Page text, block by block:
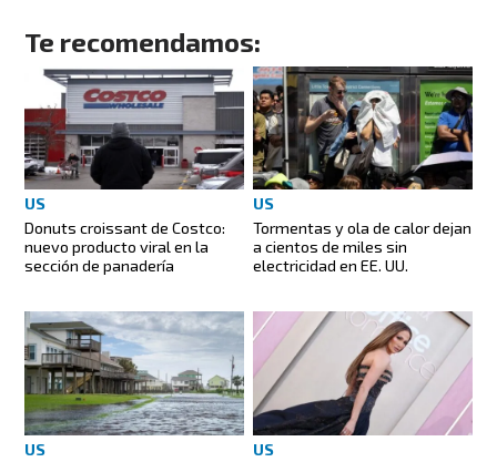
Te recomendamos:
US
Donuts croissant de Costco:
nuevo producto viral en la
sección de panadería
US
Tormentas y ola de calor dejan
a cientos de miles sin
electricidad en EE. UU.
US
US